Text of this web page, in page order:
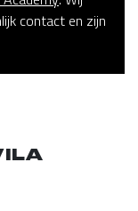
contact en zijn